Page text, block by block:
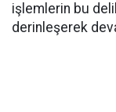
işlemlerin bu
derinleşerek